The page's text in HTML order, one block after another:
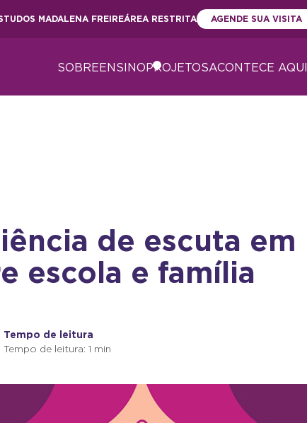
MADALENA FREIREÁREA RESTRITA AGENDE SUA VISITA
SOBREENSINO Abrir
PROJETOSACONTECE AQUI
de escuta em
escola e família
Tempo de leitura
Tempo de leitura: 1 min